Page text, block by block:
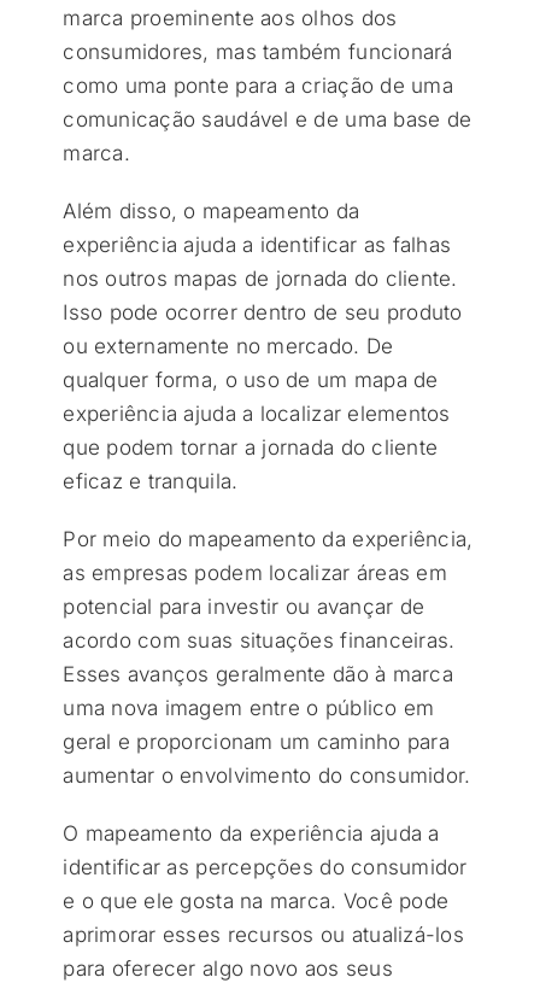
marca proeminente aos olhos dos
consumidores, mas também funcionará
como uma ponte para a criação de uma
comunicação saudável e de uma base de
marca.
Além disso, o mapeamento da
experiência ajuda a identificar as falhas
nos outros mapas de jornada do cliente.
Isso pode ocorrer dentro de seu produto
ou externamente no mercado. De
qualquer forma, o uso de um mapa de
experiência ajuda a localizar elementos
que podem tornar a jornada do cliente
eficaz e tranquila.
Por meio do mapeamento da experiência,
as empresas podem localizar áreas em
potencial para investir ou avançar de
acordo com suas situações financeiras.
Esses avanços geralmente dão à marca
uma nova imagem entre o público em
geral e proporcionam um caminho para
aumentar o envolvimento do consumidor.
O mapeamento da experiência ajuda a
identificar as percepções do consumidor
e o que ele gosta na marca. Você pode
aprimorar esses recursos ou atualizá-los
para oferecer algo novo aos seus